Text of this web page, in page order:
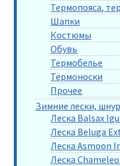
Термопояса,
Шапки
Костюмы
Обувь
Термобелье
Термоноски
Прочее
Зимние лески,
Леска Balsax
Леска Beluga
Леска Asmoon
Леска